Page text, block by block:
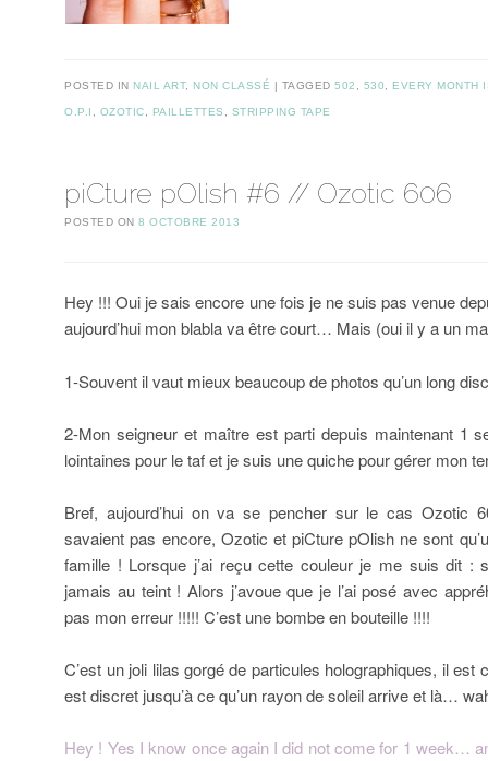
POSTED IN NAIL ART, NON CLASSÉ TAGGED502 530 EVERY MONTH
O.P.I OZOTIC PAILLETTES STRIPPING TAPE
piCture pOlish #6 // Ozotic 606
POSTED ON8 OCTOBRE 2013
Hey !!! Oui je sais encore une fois je ne suis pas venue
aujourd’hui mon blabla va être court… Mais (oui il y a un
1-Souvent il vaut mieux beaucoup de photos qu’un long
2-Mon seigneur et maître est parti depuis maintenant 1
lointaines pour le taf et je suis une quiche pour gérer mon
Bref, aujourd’hui on va se pencher sur le cas Ozotic
savaient pas encore, Ozotic et piCture pOlish ne sont
famille ! Lorsque j’ai reçu cette couleur je me suis dit :
jamais au teint ! Alors j’avoue que je l’ai posé avec
pas mon erreur !!!!! C’est une bombe en bouteille !!!!
C’est un joli lilas gorgé de particules holographiques, il est
est discret jusqu’à ce qu’un rayon de soleil arrive et là…
Hey ! Yes I know once again I did not come for 1 week…